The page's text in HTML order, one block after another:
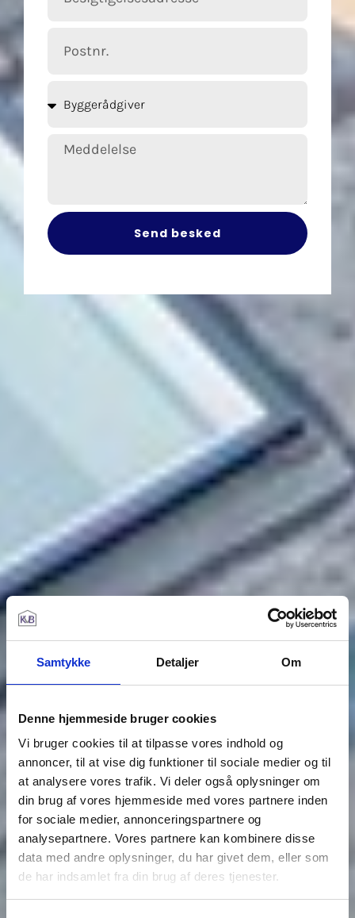
Samtykke Detaljer Om
Denne hjemmeside bruger cookies
Vi bruger cookies til at tilpasse vores indhold og
annoncer, til at vise dig funktioner til sociale medier og til
at analysere vores trafik. Vi deler også oplysninger om
din brug af vores hjemmeside med vores partnere inden
for sociale medier, annonceringspartnere og
analysepartnere. Vores partnere kan kombinere disse
data med andre oplysninger, du har givet dem, eller som
de har indsamlet fra din brug af deres tjenester.
Send besked